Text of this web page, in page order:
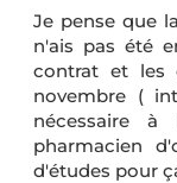
Je pense que
n'ais pas été
contrat et les
novembre (
nécessaire à
pharmacien
d'études pour